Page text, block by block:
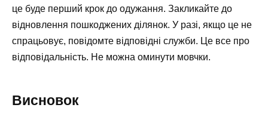
це буде перший крок до одужання. Закликайте до
відновлення пошкоджених ділянок. У разі, якщо це не
спрацьовує, повідомте відповідні служби. Це все про
відповідальність. Не можна оминути мовчки.
Висновок